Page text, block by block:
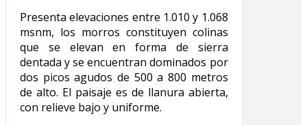
Presenta elevaciones entre 1.010 y 1.068
msnm, los morros constituyen colinas
que se elevan en forma de sierra
dentada y se encuentran dominados por
dos picos agudos de 500 a 800 metros
de alto. El paisaje es de llanura abierta,
con relieve bajo y uniforme.